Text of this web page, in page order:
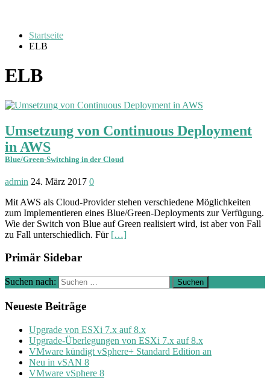
Startseite
ELB
ELB
Umsetzung von Continuous Deployment
in AWS
Blue/Green-Switching in der Cloud
admin 24. März 2017 0
Mit AWS als Cloud-Provider stehen verschiedene Möglichkeiten
zum Implementieren eines Blue/Green-Deployments zur Verfügung.
Wie der Switch von Blue auf Green realisiert wird, ist aber von Fall
zu Fall unterschiedlich. Für […]
Primär Sidebar
Suchen nach:
Neueste Beiträge
Upgrade von ESXi 7.x auf 8.x
Upgrade-Überlegungen von ESXi 7.x auf 8.x
VMware kündigt vSphere+ Standard Edition an
Neu in vSAN 8
VMware vSphere 8